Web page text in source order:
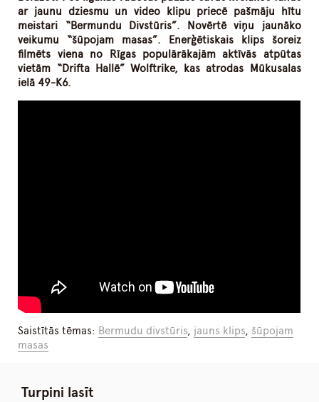
ar jaunu dziesmu un video klipu priecē pašmāju hītu
meistari “Bermundu Divstūris”. Novērtē viņu jaunāko
veikumu “šūpojam masas”. Enerģētiskais klips šoreiz
filmēts viena no Rīgas populārākajām aktīvās atpūtas
vietām “Drifta Hallē” Wolftrike, kas atrodas Mūkusalas
ielā 49-K6.
Saistītās tēmas: Bermudu divstūris, jauns klips, šūpojam
masas
Turpini lasīt